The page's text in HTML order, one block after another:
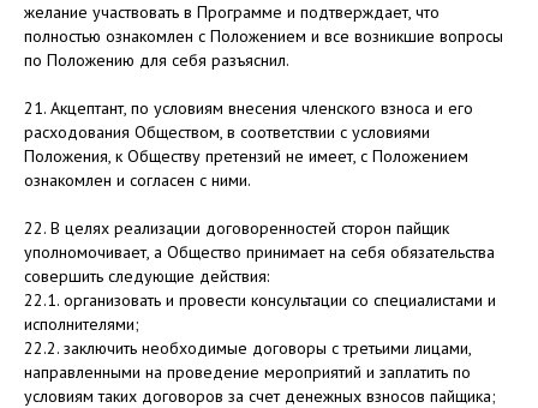
желание участвовать в Программе и подтверждает, что
полностью ознакомлен с Положением и все возникшие вопросы
по Положению для себя разъяснил.
21. Акцептант, по условиям внесения членского взноса и его
расходования Обществом, в соответствии с условиями
Положения, к Обществу претензий не имеет, с Положением
ознакомлен и согласен с ними.
22. В целях реализации договоренностей сторон пайщик
уполномочивает, а Общество принимает на себя обязательства
совершить следующие действия:
22.1. организовать и провести консультации со специалистами и
исполнителями;
22.2. заключить необходимые договоры с третьими лицами,
направленными на проведение мероприятий и заплатить по
условиям таких договоров за счет денежных взносов пайщика;